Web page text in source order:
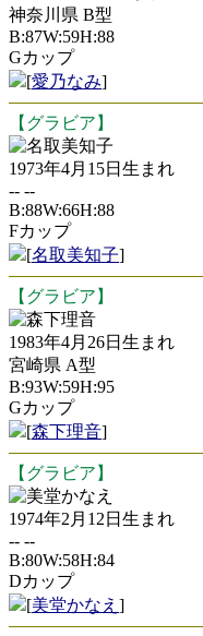
神奈川県 B型
B:87W:59H:88
Gカップ
[愛乃なみ]
【グラビア】
名取美知子
1973年4月15日生まれ
-- --
B:88W:66H:88
Fカップ
[名取美知子]
【グラビア】
森下理音
1983年4月26日生まれ
宮崎県 A型
B:93W:59H:95
Gカップ
[森下理音]
【グラビア】
美堂かなえ
1974年2月12日生まれ
-- --
B:80W:58H:84
Dカップ
[美堂かなえ ]